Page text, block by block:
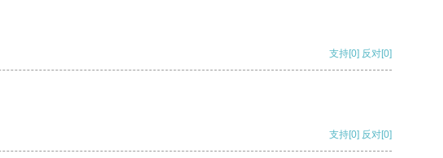
支持[0] 反对[0]
支持[0] 反对[0]